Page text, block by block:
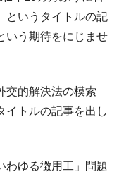
モチーフとは？
松山以前に最高位
に次いで多く打っ
稼いだ金額とは？
というタイトルの記
いう期待をにじませ
交的解決法の模索
イトルの記事を出し
わゆる徴用工」問題